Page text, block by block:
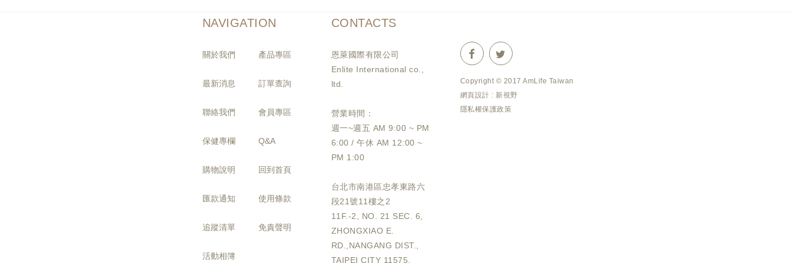
NAVIGATION
關於我們
最新消息
聯絡我們
保健專欄
產品專區
訂單查詢
會員專區
Q&A
購物說明
匯款通知
追蹤清單
活動相簿
回到首頁
使用條款
免責聲明
CONTACTS
恩萊國際有限公司
Enlite International co.,
ltd.
營業時間：
週一~週五 AM 9:00 ~ PM
6:00 / 午休 AM 12:00 ~
PM 1:00
台北市南港區忠孝東路六
段21號11樓之2
11F.-2, NO. 21 SEC. 6,
ZHONGXIAO E.
RD.,NANGANG DIST.,
TAIPEI CITY 11575,
Copyright © 2017 AmLife Taiwan
網頁設計 : 新視野
隱私權保護政策